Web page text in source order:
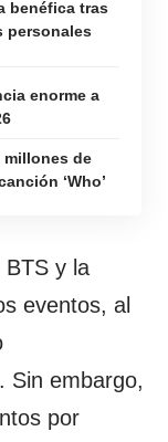
benéfica tras
personales
enorme a
millones de
‘Who’
BTS y la
eventos, al
Sin embargo,
por